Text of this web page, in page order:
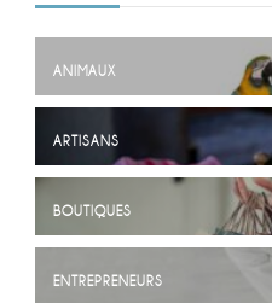
ANIMAUX
ARTISANS
BOUTIQUES
ENTREPRENEURS